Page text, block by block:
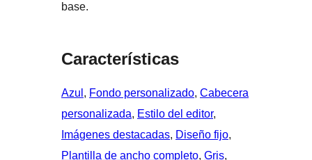
base.
Características
Azul , Fondo personalizado, Cabecera
personalizada, Estilo del editor
Imágenes destacadas, Diseño fijo
Plantilla de ancho completo, Gris